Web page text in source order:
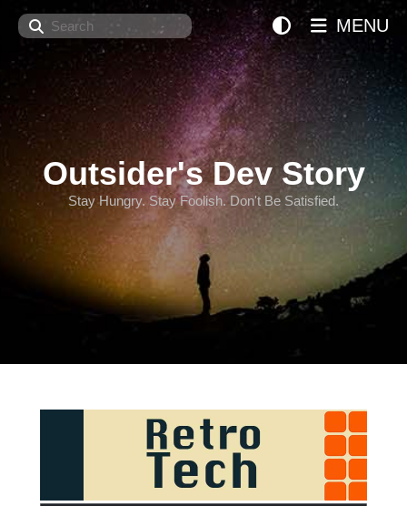
Search
Outsider's Dev Story
Stay Hungry. Stay Foolish. Don't Be Satisfied.
MENU